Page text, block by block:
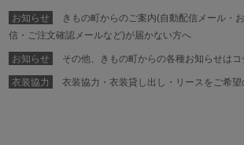
お知らせ
きもの町からのご案内(自動配信メール・
信・ご注文確認メールなど)が届かない方へ
お知らせ その他、きもの町からの各種お知らせはコ
衣装協力 衣装協力・衣装貸し出し・リースをご希望